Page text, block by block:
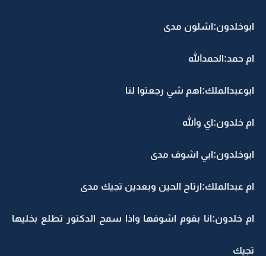
ابوخلدون:اشلون مدى
ام حمد:الحمدالله
ابوعبدالملك:اهم شي رجعتوا لنا
ام خلدون:اي والله
ابوخلدون:ابي اشوف مدى
ام عبدالملك:ارتاح الحين وبعدين تجيك مدى
ام خلدون:انا بقوم اشوفها واذا سمح الدكتور تطلع بخليها
تجيك